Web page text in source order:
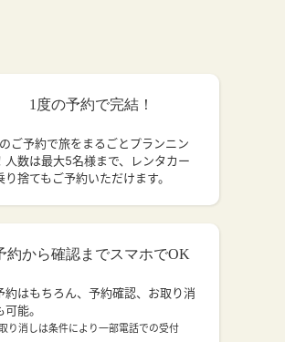
1度の予約で完結！
ご予約で旅をまるごとプランニン
人数は最大5名様まで、レンタカー
り捨てもご予約いただけます。
約から確認までスマホでOK
約はもちろん、予約確認、お取り消
可能。
り消しは条件により一部電話での受付